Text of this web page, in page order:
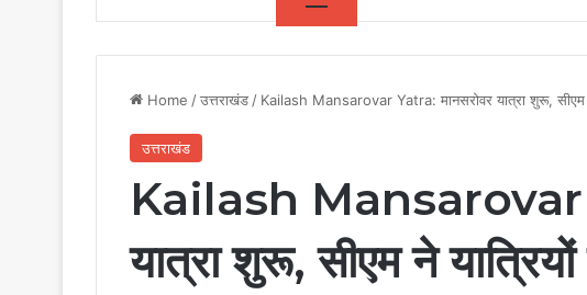
Home /उत्तराखंड / Kailash Mansarovar Yatra: मानसरोवर यात्रा शुरू, सीएम
उत्तराखंड
Kailash Mansarovar
यात्रा शुरू, सीएम ने